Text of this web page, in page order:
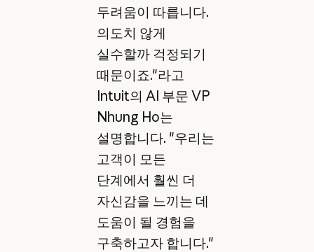
두려움이 따릅니다.
의도치 않게
실수할까 걱정되기
때문이죠."라고
Intuit의 AI 부문 VP
Nhung Ho는
설명합니다. "우리는
고객이 모든
단계에서 훨씬 더
자신감을 느끼는 데
도움이 될 경험을
구축하고자 합니다."